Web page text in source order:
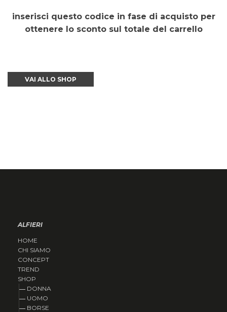
inserisci questo codice in fase di acquisto per
ottenere lo sconto sul totale del carrello
VAI ALLO SHOP
ALFIERI
HOME
CHI SIAMO
CONCEPT
TREND
SHOP
DONNA
UOMO
BORSE